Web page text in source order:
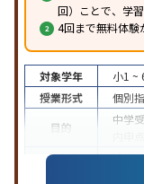
回）ことで、学
4回まで無料体験
対象学年 小1 ~
授業形式
個別
目的
中学
内申
成績
1科